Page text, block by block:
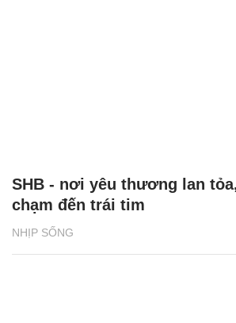
NHỊP SỐNG
SHB - nơi yêu thương lan
chạm đến trái tim